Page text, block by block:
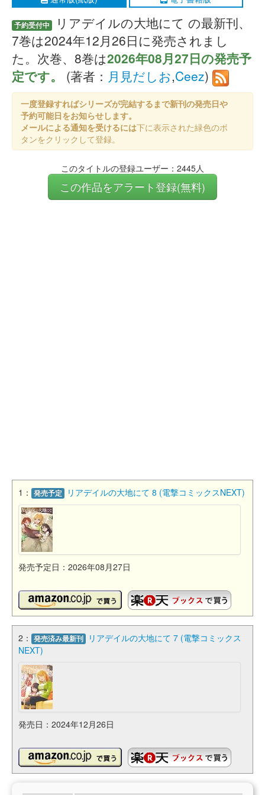
予約受付中
リアデイルの大地にて の最新刊、
7巻は2024年12月26日に発売されまし
た。次巻、8巻は2026年08月27日の発売予
定です。
(著者： 月見だしお,Ceez)
一度登録すればシリーズが完結するまで新刊の発売日や
予約可能日をお知らせします。
メールによる通知を受けるには下に表示された緑色のボ
タンをクリックして登録。
このタイトルの登録ユーザー：2445人
この作品をアラート登録(無料)
1： 発売予定 リアデイルの大地にて 8 (電撃コミックスNEXT)
発売予定日：2026年08月27日
2： 発売済み最新刊
リアデイルの大地にて 7 (電撃コミックス
NEXT)
発売日：2024年12月26日